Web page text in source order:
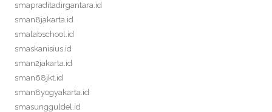
smapraditadirgantara.id
sman8jakarta.id
smalabschool.id
smaskanisius.id
sman2jakarta.id
sman68jkt.id
sman8yogyakarta.id
smasungguldel.id